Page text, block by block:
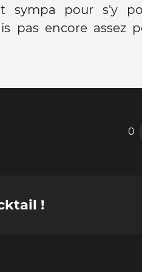
sympa pour s'y
pas encore assez
0
!